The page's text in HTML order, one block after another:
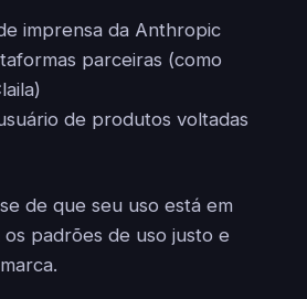
imprensa da Anthropic
parceiras (como
de produtos voltadas
de que seu uso está em
padrões de uso justo e